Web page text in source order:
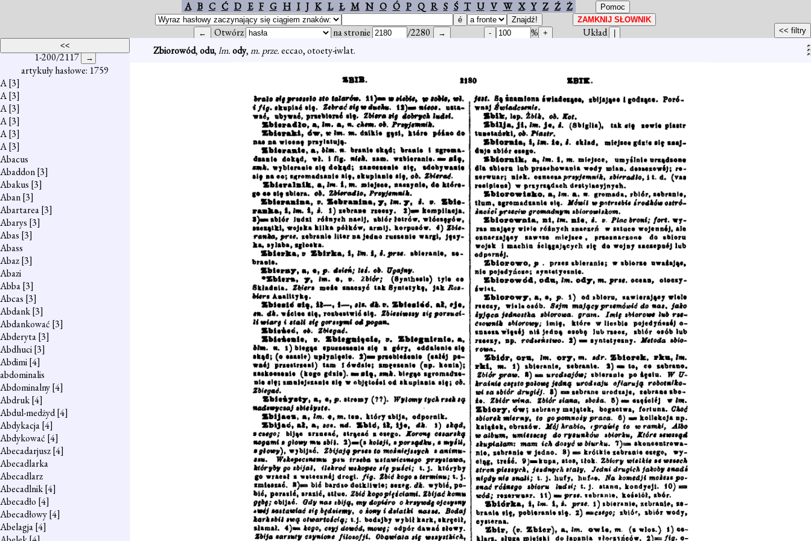
A B C Ć D E F G H I J K L Ł M N O Ó P Q R S Ś T U V W X Y Z Ź Ż
Otwórz na stronie /2280 %
Układ
1-200/2117
artykuły hasłowe: 1759
A[3]
A[3]
A[3]
A[3]
A[3]
A[3]
Abacus
Abaddon[3]
Abakus [3]
Aban[3]
Abartarea[3]
Abarys [3]
Abas [3]
Abass
Abaz[3]
Abazi
Abba[3]
Abcas [3]
Abdank[3]
Abdankować [3]
Abderyta[3]
Abdhuci[3]
Abdimi[4]
abdominalis
Abdominalny[4]
Abdruk[4]
Abdul-medżyd[4]
Abdykacja[4]
Abdykować [4]
Abecadarjusz[4]
Abecadlarka
Abecadlarz
Abecadlnik[4]
Abecadło [4]
Abecadłowy[4]
Abelagja[4]
Zbiorowód,odu,lm.ody,m. prze.eccao, otoety-iwlat.